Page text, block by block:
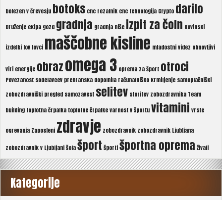
bolezen v črevesju botoks cnc rezalnik cnc tehnologija Crypto darilo
Druženje ekipa gozd gradnja gradnja hiše izpit za čoln kovinski
izdelki lov lovci maščobne kisline mladostni videz obnovljivi
viri energije obrazomega 3 oprema za šport otroci
Povezanost sodelavcev prehranska dopolnila računalniško krmiljenje samoplačniški
zobozdravniški pregled samozavest selitev storitev zobozdravnika Team
building toplotna črpalka toplotne črpalkevarnost v športuvitamini vrste
ogrevanja Zaposleni zdravje zobozdravnik zobozdravnik Ljubljana
zobozdravnik v Ljubljanišolašport športišportna oprema živali
Kategorije